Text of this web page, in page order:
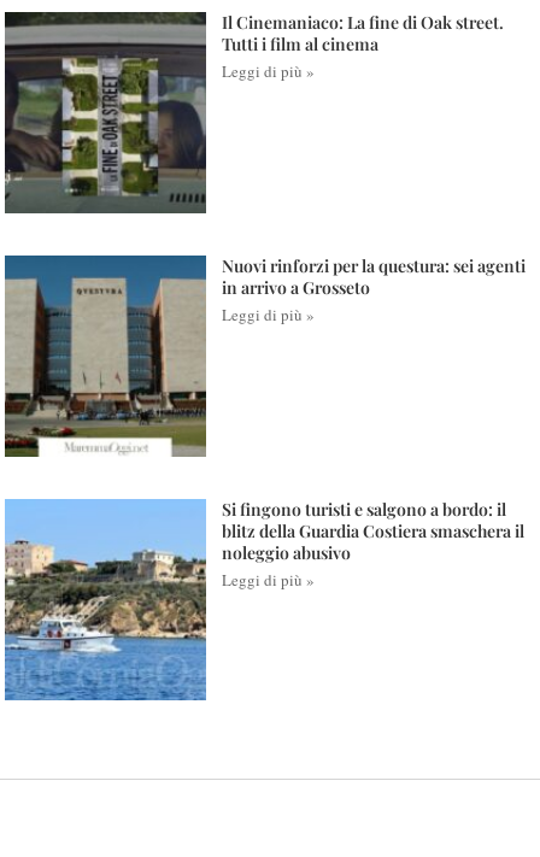
Il Cinemaniaco: La fine di Oak street.
Tutti i film al cinema
Leggi di più »
Nuovi rinforzi per la questura: sei agenti
in arrivo a Grosseto
Leggi di più »
Si fingono turisti e salgono a bordo: il
blitz della Guardia Costiera smaschera il
noleggio abusivo
Leggi di più »